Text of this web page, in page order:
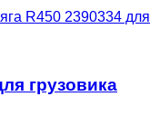
R450 2390334 для
грузовика